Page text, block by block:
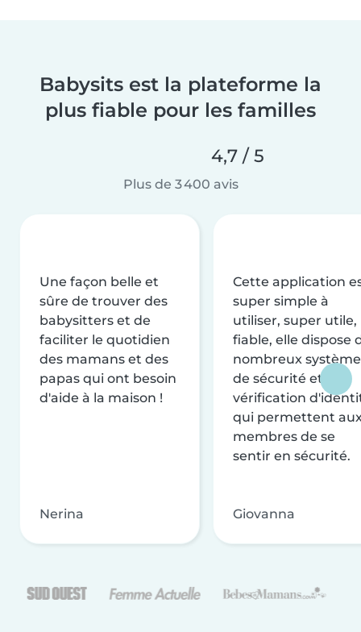
Babysits est la plateforme la
plus fiable pour les familles
4,7 / 5
Plus de 3 400 avis
Une façon belle et
sûre de trouver des
babysitters et de
faciliter le quotidien
des mamans et des
papas qui ont besoin
d'aide à la maison !
Nerina
Cette application
super simple à
utiliser, super utile,
fiable, elle dispose
nombreux
de sécurité et de
vérification
qui permettent
membres de se
sentir en sécurité.
Giovanna